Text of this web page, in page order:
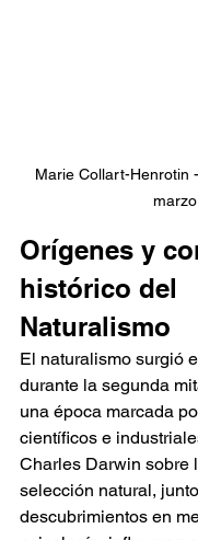
Marie Collart-Henrotin
marzo
Orígenes y
histórico del
Naturalismo
El naturalismo surgió
durante la segunda
una época marcada
científicos e
Charles Darwin sobre
selección natural,
descubrimientos en